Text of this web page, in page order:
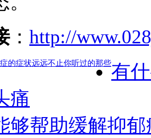
： http://
的症状远远不止你听过的那些有
痛
够帮助缓解抑郁